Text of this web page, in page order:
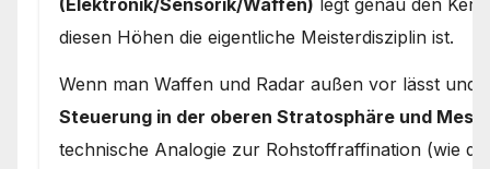
diesen Höhen die eigentliche Meisterdisziplin ist.
Wenn man Waffen und Radar außen vor lässt und
Steuerung in der oberen Stratosphäre und
technische Analogie zur Rohstoffraffination (wie